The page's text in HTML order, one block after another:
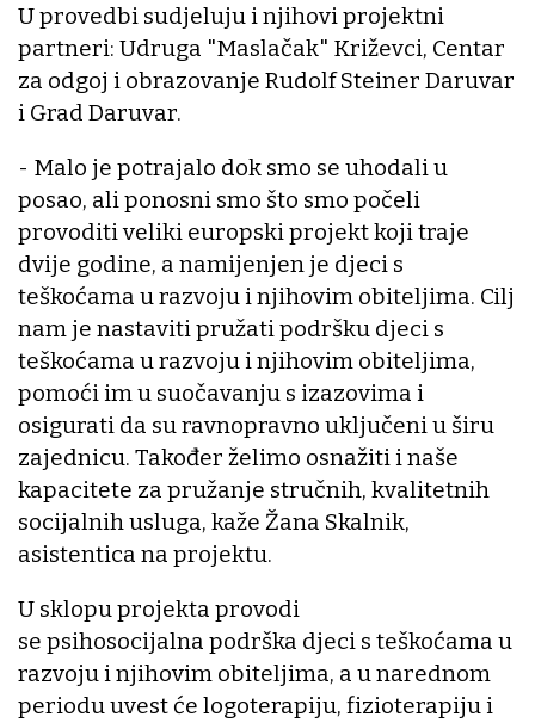
U provedbi sudjeluju i njihovi projektni
partneri: Udruga "Maslačak" Križevci, Centar
za odgoj i obrazovanje Rudolf Steiner Daruvar
i Grad Daruvar.
- Malo je potrajalo dok smo se uhodali u
posao, ali ponosni smo što smo počeli
provoditi veliki europski projekt koji traje
dvije godine, a namijenjen je djeci s
teškoćama u razvoju i njihovim obiteljima. Cilj
nam je nastaviti pružati podršku djeci s
teškoćama u razvoju i njihovim obiteljima,
pomoći im u suočavanju s izazovima i
osigurati da su ravnopravno uključeni u širu
zajednicu. Također želimo osnažiti i naše
kapacitete za pružanje stručnih, kvalitetnih
socijalnih usluga, kaže Žana Skalnik,
asistentica na projektu.
U sklopu projekta provodi
se psihosocijalna podrška djeci s teškoćama u
razvoju i njihovim obiteljima, a u narednom
periodu uvest će logoterapiju, fizioterapiju i